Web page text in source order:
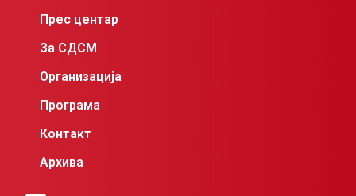
Прес центар
За СДСМ
Организација
Програма
Контакт
Архива